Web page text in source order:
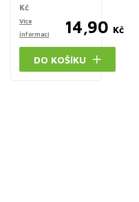
Kč
Více
informací
14,90 Kč
DO KOŠÍKU